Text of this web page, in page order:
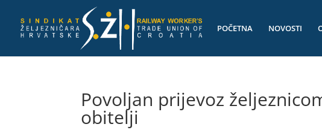
POČETNA NOVOSTI
Povoljan prijevoz
obitelji